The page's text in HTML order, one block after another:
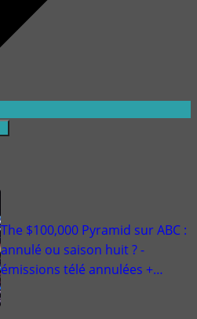
The $100,000 Pyramid sur ABC :
annulé ou saison huit ? -
émissions télé annulées +…